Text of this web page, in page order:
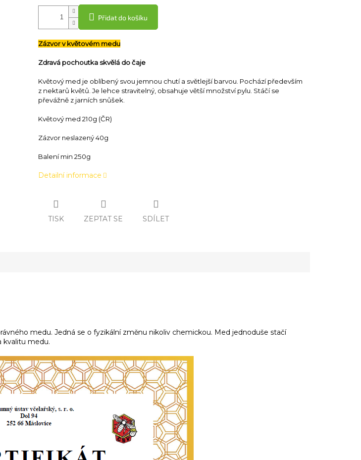
Přidat do košíku
Zázvor v květovém medu
Zdravá pochoutka skvělá do čaje
Květový med je oblíbený svou jemnou chutí a světlejší barvou. Pochází především
z nektarů květů. Je lehce stravitelný, obsahuje větší množství pylu. Stáčí se
převážně z jarních snůšek.
Květový med 210g (ČR)
Zázvor neslazený 40g
Balení min 250g
Detailní informace
TISK ZEPTAT SE SDÍLET
medu. Jedná se o fyzikální změnu nikoliv chemickou. Med jednoduše stačí
kvalitu medu.